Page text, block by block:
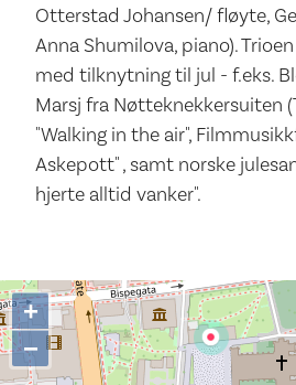
Otterstad Johansen/ fløyte,
Anna Shumilova, piano).
med tilknytning til jul - f.eks.
Marsj fra Nøtteknekkersuiten
"Walking in the air",
Askepott" , samt norske
hjerte alltid vanker".
+
−